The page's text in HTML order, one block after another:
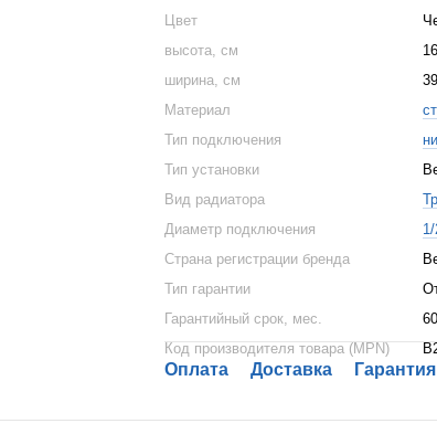
Цвет
высота, см
ширина, см
39
Материал
Тип подключения
Тип установки
Вид радиатора
Диаметр подключения
Страна регистрации бренда
Тип гарантии
Гарантийный срок, мес.
60
Код производителя товара (MPN)
Оплата Доставка Гарантия